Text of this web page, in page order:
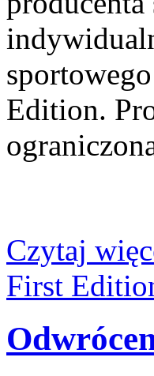
Edition.
Czytaj
First